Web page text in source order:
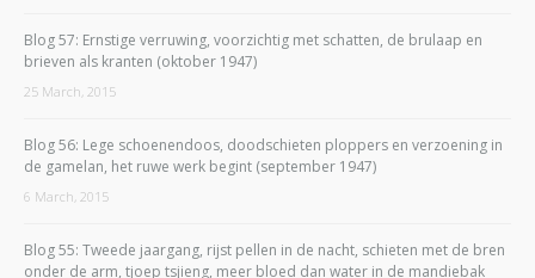
Blog 57: Ernstige verruwing, voorzichtig met schatten, de brulaap en
brieven als kranten (oktober 1947)
25 March, 2015
Blog 56: Lege schoenendoos, doodschieten ploppers en verzoening in
de gamelan, het ruwe werk begint (september 1947)
6 March, 2015
Blog 55: Tweede jaargang, rijst pellen in de nacht, schieten met de bren
onder de arm, tjoep tsjieng, meer bloed dan water in de mandiebak